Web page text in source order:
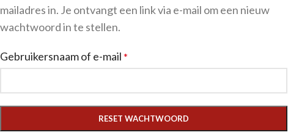
mailadres in. Je ontvangt een link via e-mail om een nieuw
wachtwoord in te stellen.
Gebruikersnaam of e-mail *
RESET WACHTWOORD